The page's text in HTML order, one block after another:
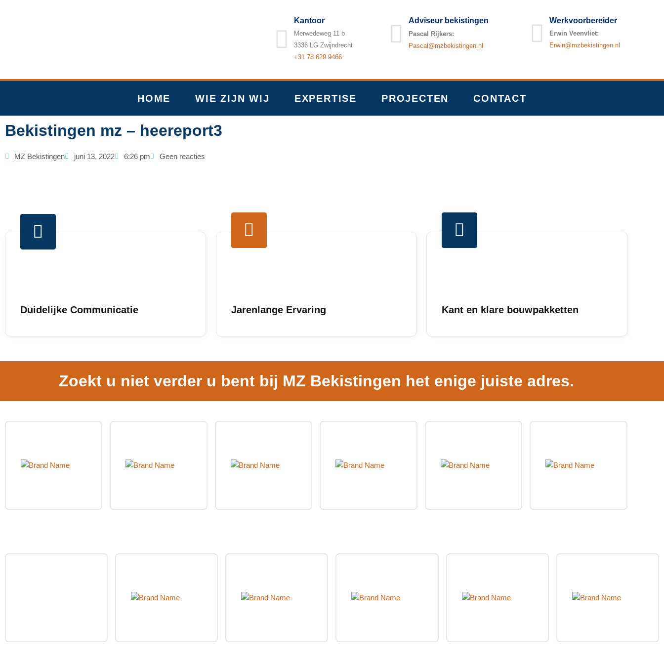
Kantoor
Merwedeweg 11 b
3336 LG Zwijndrecht
+31 78 629 9466
Adviseur bekistingen
Pascal Rijkers:
Pascal@mzbekistingen.nl
Werkvoorbereider
Erwin Veenvliet:
Erwin@mzbekistingen.nl
HOME WIE ZIJN WIJ EXPERTISE PROJECTEN CONTACT
Bekistingen mz – heereport3
MZ Bekistingen juni 13, 2022 6:26 pm Geen reacties
Duidelijke Communicatie Jarenlange Ervaring Kant en klare bouwpakketten
Zoekt u niet verder u bent bij MZ Bekistingen het enige juiste adres.